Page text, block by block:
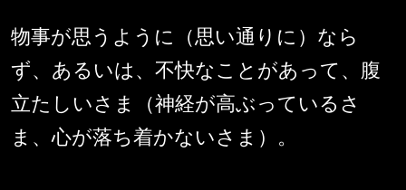
物事が思うように（思い通りに）なら
ず、あるいは、不快なことがあって、腹
立たしいさま（神経が高ぶっているさ
ま、心が落ち着かないさま）。